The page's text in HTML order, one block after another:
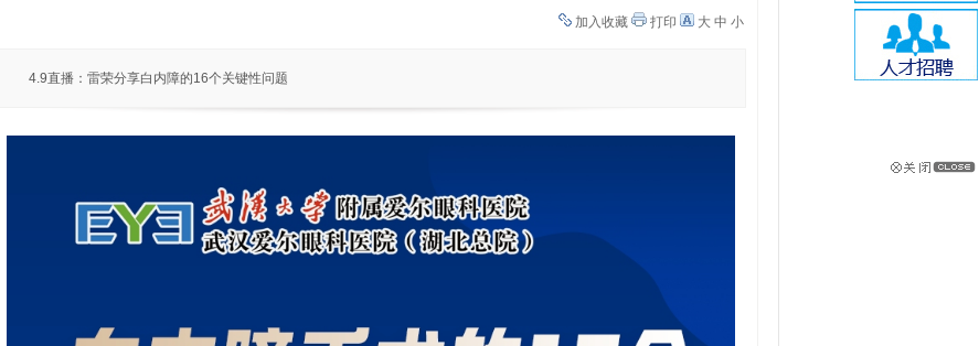
加入收藏
打印 大 中 小
4.9直播：雷荣分享白内障的16个关键性问题